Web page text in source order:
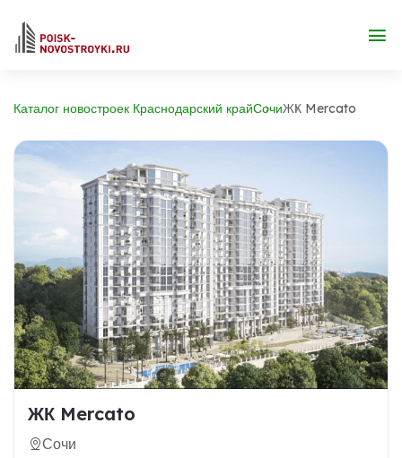
Каталог новостроек Краснодарский крайСочиЖК Mercato
ЖК Mercato
Сочи